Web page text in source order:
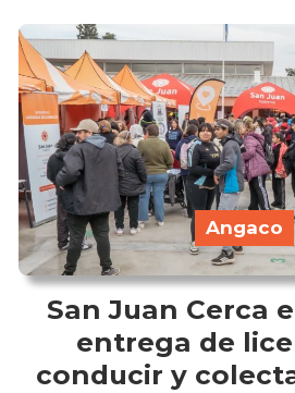
San Juan Cerca
entrega de
conducir y
Angaco